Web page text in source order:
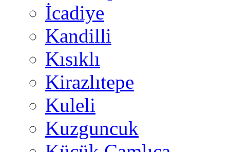
İcadiye
Kandilli
Kısıklı
Kirazlıtepe
Kuleli
Kuzguncuk